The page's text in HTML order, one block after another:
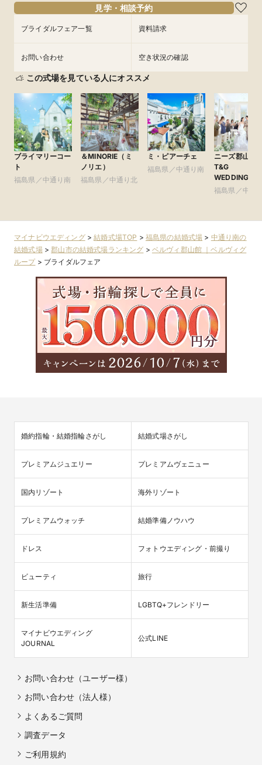
見学・相談予約
ブライダルフェア一覧 資料請求
お問い合わせ 空き状況の確認
この式場を見ている人にオススメ
ブライマリーコー
ト
福島県／中通り南
＆MINORIE（ミ
ノリエ）
福島県／中通り北
ミ・ピアーチェ
福島県／中通り南
ニーズ郡山 by
T&G
WEDDING(旧
アーククラブ
福島県／中通
マイナビウエディング>結婚式場TOP > 福島県の結婚式場 > 中通り南の
結婚式場>郡山市の結婚式場ランキング > ベルヴィ郡山館 ｜ベルヴィグ
ループ> ブライダルフェア
婚約指輪・結婚指輪さがし 結婚式場さがし
プレミアムジュエリー プレミアムヴェニュー
国内リゾート 海外リゾート
プレミアムウォッチ 結婚準備ノウハウ
ドレス フォトウエディング・前撮り
ビューティ 旅行
新生活準備 LGBTQ+フレンドリー
マイナビウエディング
JOURNAL
公式LINE
お問い合わせ（ユーザー様）
お問い合わせ（法人様）
よくあるご質問
調査データ
ご利用規約